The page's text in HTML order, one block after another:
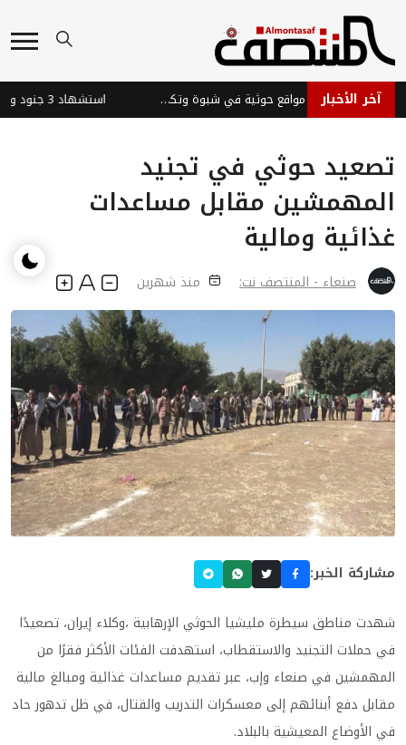
آخر الأخبار القوات الحكومية تستهدف مواقع حوثية في شبوة وتكبدها خسائر
تصعيد حوثي في تجنيد
المهمشين مقابل مساعدات
غذائية ومالية
صنعاء - المنتصف نت: منذ شهرين
مشاركة الخبر:
شهدت مناطق سيطرة مليشيا الحوثي الإرهابية ،وكلاء إيران، تصعيدًا
في حملات التجنيد والاستقطاب، استهدفت الفئات الأكثر فقرًا من
المهمشين في صنعاء وإب، عبر تقديم مساعدات غذائية ومبالغ مالية
مقابل دفع أبنائهم إلى معسكرات التدريب والقتال، في ظل تدهور حاد
في الأوضاع المعيشية بالبلاد.